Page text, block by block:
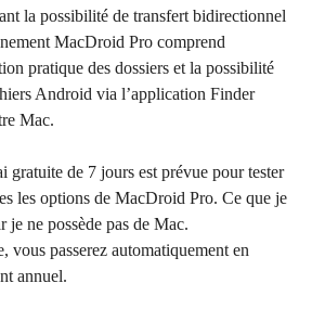
la possibilité de transfert bidirectionnel
MacDroid Pro comprend
pratique des dossiers et la possibilité
Android via l’application Finder
Mac.
gratuite de 7 jours est prévue pour tester
les options de MacDroid Pro. Ce que je
je ne possède pas de Mac.
vous passerez automatiquement en
annuel.